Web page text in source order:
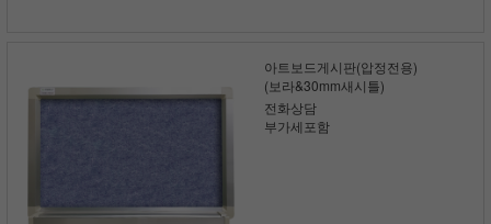
아트보드게시판(압정전용)
(보라&30mm새시틀)
전화상담
부가세포함